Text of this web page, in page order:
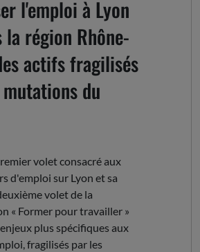
l'emploi à Lyon
la région Rhône-
actifs fragilisés
du
volet consacré aux
d'emploi sur Lyon et sa
volet de la
« Former pour travailler »
plus spécifiques aux
fragilisés par les